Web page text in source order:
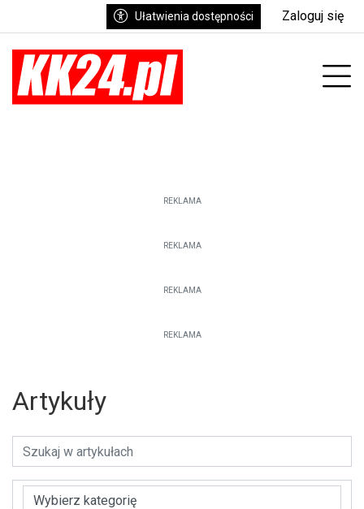
Ułatwienia dostępności Zaloguj się
REKLAMA
REKLAMA
REKLAMA
REKLAMA
Artykuły
Wybierz kategorię